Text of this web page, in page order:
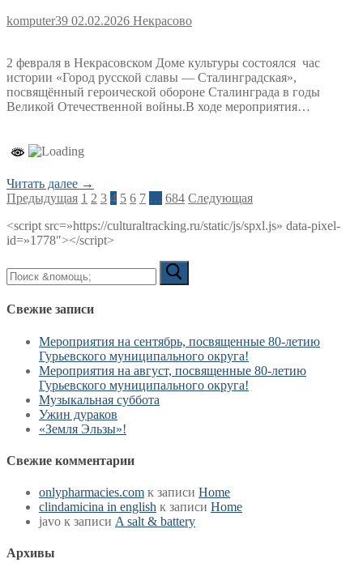
komputer39 02.02.2026 Некрасово
2 февраля в Некрасовском Доме культуры состоялся час
истории «Город русской славы — Сталинградская»,
посвящённый героической обороне Сталинграда в годы
Великой Отечественной войны.В ходе мероприятия…
Читать далее →
Пагинация
записей
Предыдущая 1 2 3 4 5 6 7 … 684 Следующая
<script src=»https://culturaltracking.ru/static/js/spxl.js» data-pixel-
id=»1778″></script>
Искать:
Свежие записи
Мероприятия на сентябрь, посвященные 80-летию
Гурьевского муниципального округа!
Мероприятия на август, посвященные 80-летию
Гурьевского муниципального округа!
Музыкальная суббота
Ужин дураков
«Земля Эльзы»!
Свежие комментарии
onlypharmacies.com к записи Home
clindamicina in english к записи Home
javo к записи A salt & battery
Архивы